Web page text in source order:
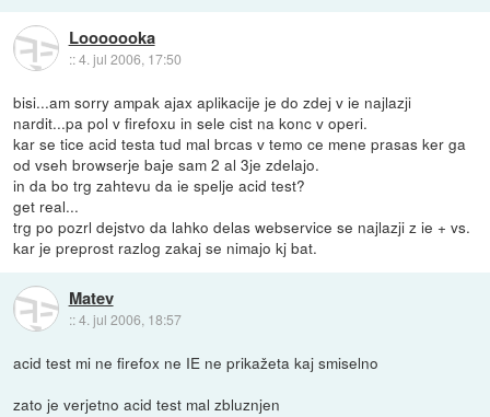
Looooooka
::4. jul 2006, 17:50
bisi...am sorry ampak ajax aplikacije je do zdej v ie najlazji
nardit...pa pol v firefoxu in sele cist na konc v operi.
kar se tice acid testa tud mal brcas v temo ce mene prasas ker ga
od vseh browserje baje sam 2 al 3je zdelajo.
in da bo trg zahtevu da ie spelje acid test?
get real...
trg po pozrl dejstvo da lahko delas webservice se najlazji z ie + vs.
kar je preprost razlog zakaj se nimajo kj bat.
Matev
::4. jul 2006, 18:57
acid test mi ne firefox ne IE ne prikažeta kaj smiselno
zato je verjetno acid test mal zbluznjen